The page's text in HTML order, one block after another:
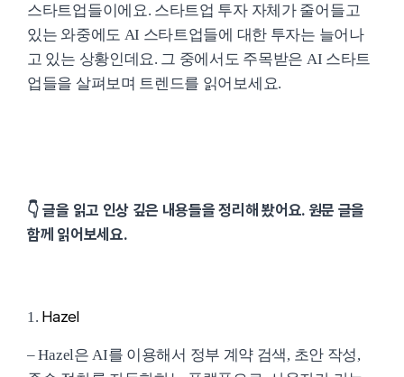
스타트업들이에요. 스타트업 투자 자체가 줄어들고
있는 와중에도 AI 스타트업들에 대한 투자는 늘어나
고 있는 상황인데요. 그 중에서도 주목받은 AI 스타트
업들을 살펴보며 트렌드를 읽어보세요.
👇 글을 읽고 인상 깊은 내용들을 정리해 봤어요. 원문 글을
함께 읽어보세요.
1. Hazel
– Hazel은 AI를 이용해서 정부 계약 검색, 초안 작성,